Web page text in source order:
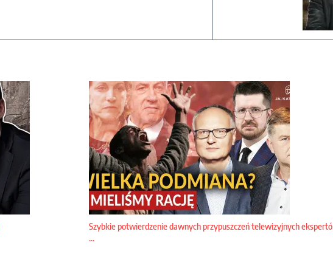
Szybkie potwierdzenie dawnych przypuszczeń telewizyjnych ekspertó
...